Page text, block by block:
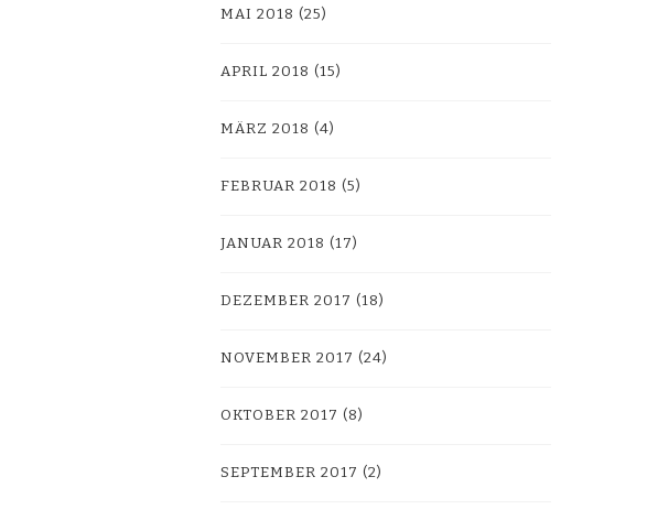
MAI 2018 (25)
APRIL 2018 (15)
MÄRZ 2018 (4)
FEBRUAR 2018 (5)
JANUAR 2018 (17)
DEZEMBER 2017 (18)
NOVEMBER 2017 (24)
OKTOBER 2017 (8)
SEPTEMBER 2017 (2)